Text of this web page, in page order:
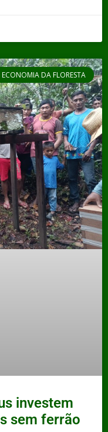
ECONOMIA DA FLORESTA
investem
sem ferrão